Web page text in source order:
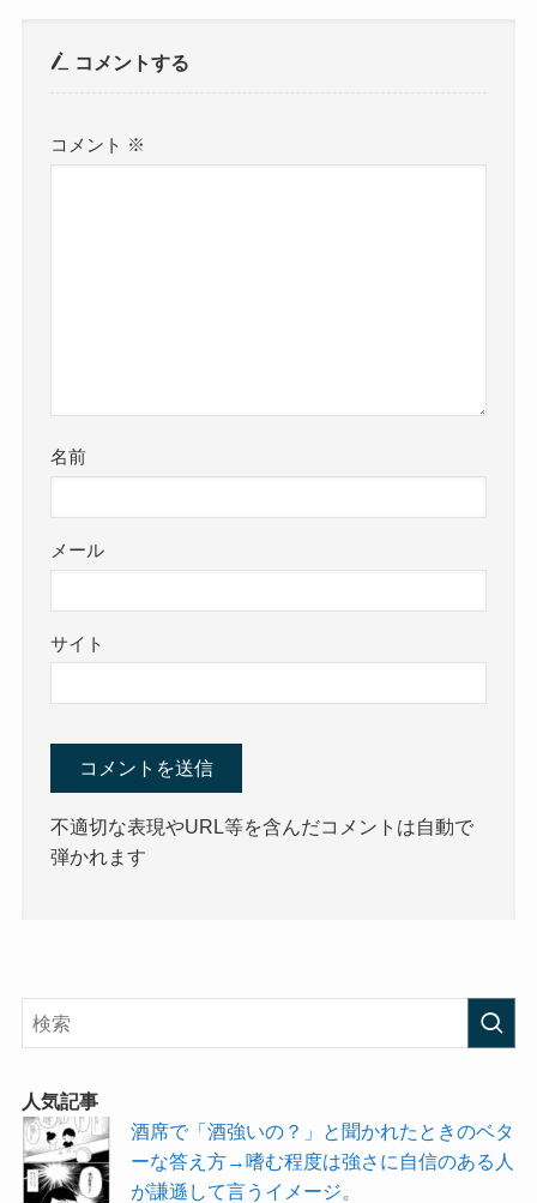
コメントする
コメント ※
名前
メール
サイト
不適切な表現やURL等を含んだコメントは自動で
弾かれます
人気記事
酒席で「酒強いの？」と聞かれたときのベタ
ーな答え方→嗜む程度は強さに自信のある人
が謙遜して言うイメージ。